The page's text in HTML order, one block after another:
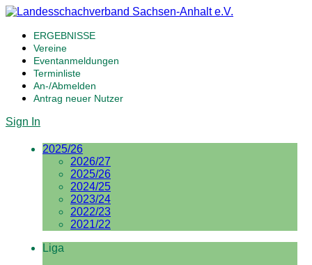
ERGEBNISSE
Vereine
Eventanmeldungen
Terminliste
An-/Abmelden
Antrag neuer Nutzer
Sign In
2025/26
2026/27
2025/26
2024/25
2023/24
2022/23
2021/22
Liga